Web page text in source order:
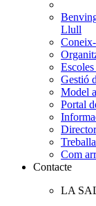
Llull
Gestió
Model
Portal
Com
Contacte
LA